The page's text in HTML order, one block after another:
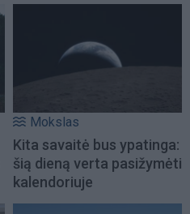
Mokslas
Kita savaitė bus ypatinga:
šią dieną verta pasižymėti
kalendoriuje